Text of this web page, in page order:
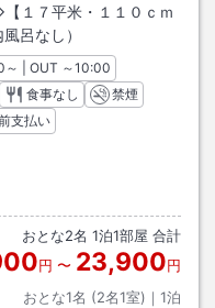
１７平米・１１０ｃｍ
呂なし）
クイン
～ | OUT チェックアウト
～10:00
食事なし
禁煙
支払い
おとな2名 1泊1部屋 合計
円 〜 23,900円
おとな1名 (2名1室)｜ 1泊